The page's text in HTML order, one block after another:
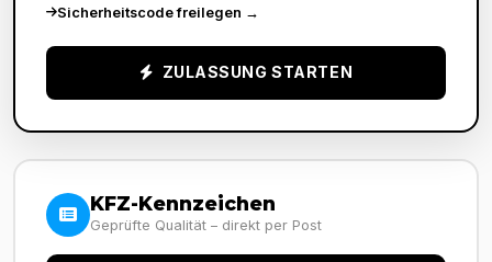
Sicherheitscode freilegen →
ZULASSUNG STARTEN
KFZ-Kennzeichen
Geprüfte Qualität – direkt per Post